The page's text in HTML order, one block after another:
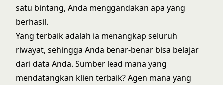
satu bintang, Anda menggandakan apa yang
berhasil.
Yang terbaik adalah ia menangkap seluruh
riwayat, sehingga Anda benar-benar bisa belajar
dari data Anda. Sumber lead mana yang
mendatangkan klien terbaik? Agen mana yang